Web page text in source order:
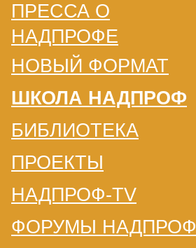
ПРЕССА О
НАДПРОФЕ
НОВЫЙ ФОРМАТ
ШКОЛА НАДПРОФ
БИБЛИОТЕКА
ПРОЕКТЫ
НАДПРОФ-TV
ФОРУМЫ НАДПРОФ